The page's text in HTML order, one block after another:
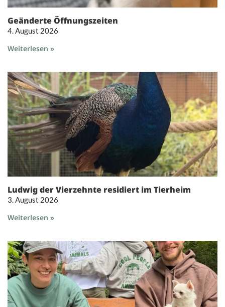
Geänderte Öffnungszeiten
4. August 2026
Weiterlesen »
Ludwig der Vierzehnte residiert im Tierheim
3. August 2026
Weiterlesen »